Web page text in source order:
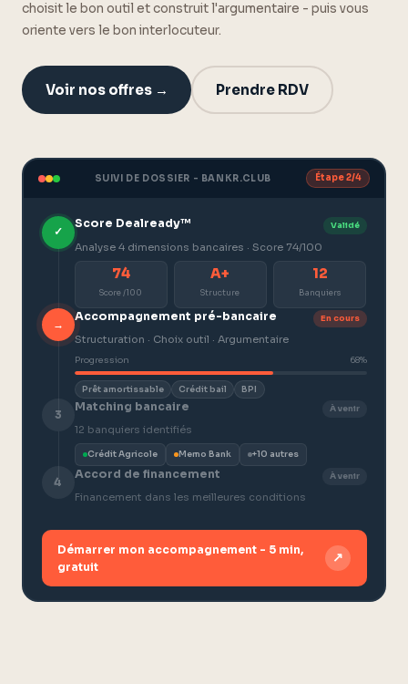
choisit le bon outil et construit l'argumentaire - puis vous
oriente vers le bon interlocuteur.
Voir nos offres → Prendre RDV
SUIVI DE DOSSIER - BANKR.CLUB Étape 2/4
✓
Score Dealready™ Validé
Analyse 4 dimensions bancaires · Score 74/100
74
Score /100
A+
Structure
12
Banquiers
→
Accompagnement pré-bancaire En cours
Structuration · Choix outil · Argumentaire
Progression 68%
Prêt amortissable Crédit bail BPI
3
Matching bancaire À venir
12 banquiers identifiés
Crédit Agricole Memo Bank +10 autres
4
Accord de financement À venir
Financement dans les meilleures conditions
Démarrer mon accompagnement - 5 min,
gratuit
↗